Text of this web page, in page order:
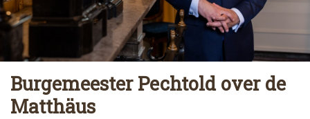
Burgemeester Pechtold over de
Matthäus